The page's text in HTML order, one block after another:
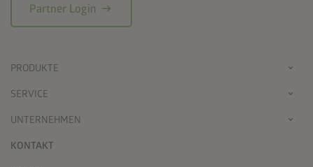
Partner Login arrow_right_alt
PRODUKTE
SERVICE
UNTERNEHMEN
KONTAKT